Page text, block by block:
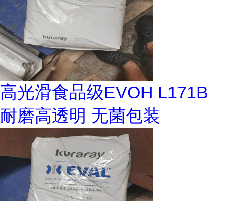
高光滑食品级EVOH L171B
耐磨高透明 无菌包装